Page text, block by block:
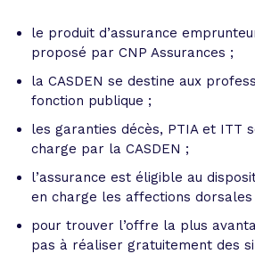
le produit d’assurance
proposé par CNP Assurances ;
la CASDEN se destine aux
fonction publique ;
les garanties décès, PTIA et ITT
charge par la CASDEN ;
l’assurance est éligible au
en charge les affections
pour trouver l’offre la plus
pas à réaliser gratuitement des